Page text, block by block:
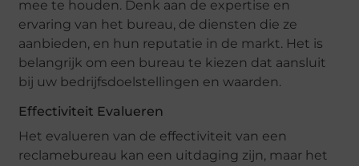
mee te houden. Denk aan de expertise en
ervaring van het bureau, de diensten die ze
aanbieden, en hun reputatie in de markt. Het is
belangrijk om een bureau te kiezen dat aansluit
bij uw bedrijfsdoelstellingen en waarden.
Effectiviteit Evalueren
Het evalueren van de effectiviteit van een
reclamebureau kan een uitdaging zijn, maar het